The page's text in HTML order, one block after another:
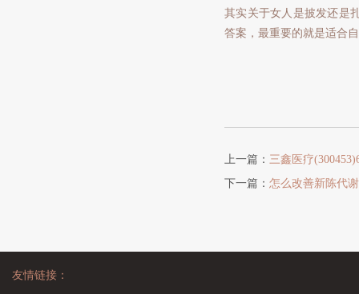
其实关于女人是披发还是
答案，最重要的就是适合
上一篇： 三鑫医疗
下一篇： 怎么改善新陈代
友情链接：